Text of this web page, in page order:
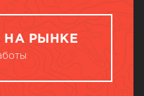
НА РЫНКЕ